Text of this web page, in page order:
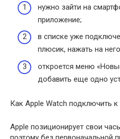
нужно зайти на
приложение;
в списке уже
плюсик, нажать на
откроется меню
добавить еще одно
Как Apple Watch подключить
Apple позиционирует свои